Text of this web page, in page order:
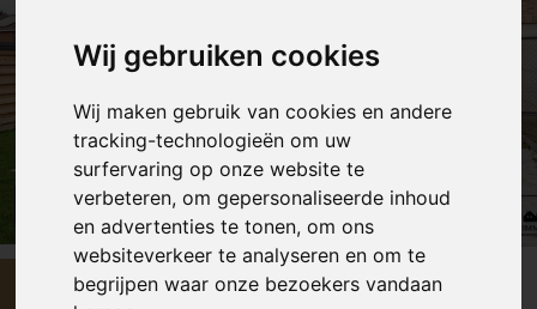
Wij gebruiken cookies
Wij maken gebruik van cookies en andere
tracking-technologieën om uw
surfervaring op onze website te
verbeteren, om gepersonaliseerde inhoud
en advertenties te tonen, om ons
websiteverkeer te analyseren en om te
begrijpen waar onze bezoekers vandaan
Video Alle fotos
€ 499 000